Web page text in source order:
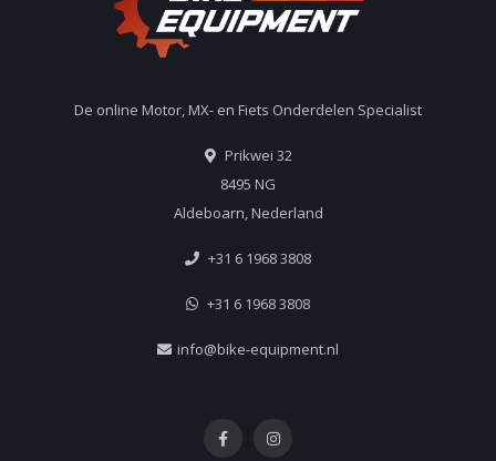
De online Motor, MX- en Fiets Onderdelen Specialist
Prikwei 32
8495 NG
Aldeboarn, Nederland
+31 6 1968 3808
+31 6 1968 3808
info@bike-equipment.nl